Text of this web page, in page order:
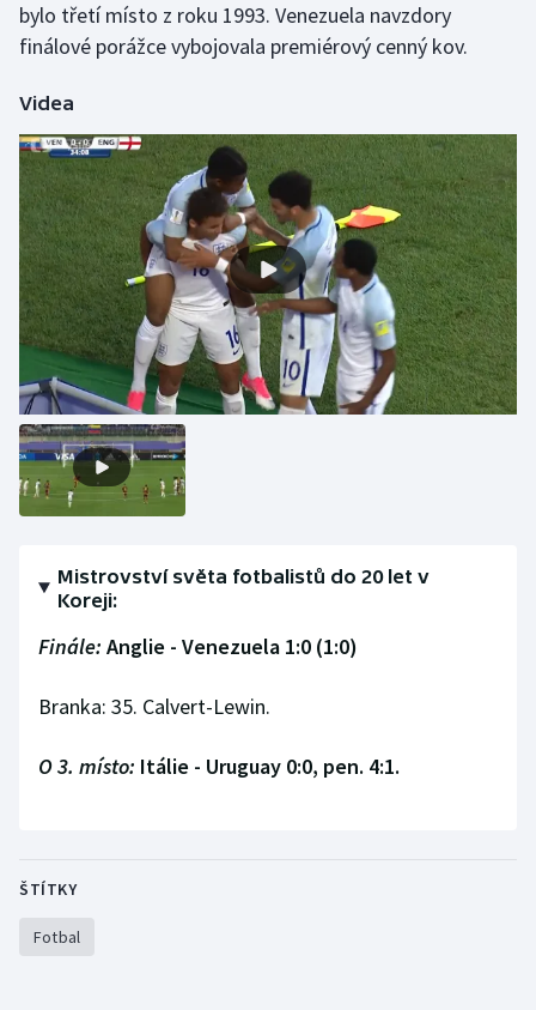
Moderní pětiboj
Motorsport
Olympijské hry
Parasport
Plavání
Plážový volejbal
Ragby
Rychlobruslení
Rychlostní kanoistika
Sportovní střelba
bylo třetí místo z roku 1993. Venezuela navzdory
finálové porážce vybojovala premiérový cenný kov.
Videa
Mistrovství světa fotbalistů do 20 let v
Koreji:
Finále: Anglie - Venezuela 1:0 (1:0)
Branka: 35. Calvert-Lewin.
O 3. místo: Itálie - Uruguay 0:0, pen. 4:1.
ŠTÍTKY
Fotbal